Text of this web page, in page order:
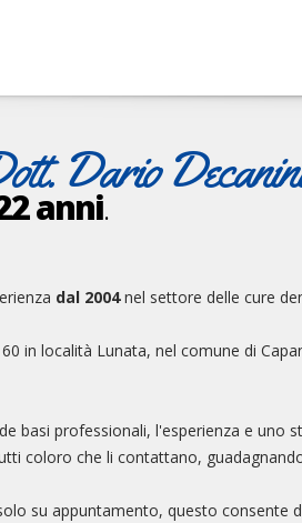
Dario
anni.
dal 2004nel settore delle cure
in località Lunata, nel comune di
basi professionali, l'esperienza e
coloro che li contattano,
su appuntamento, questo